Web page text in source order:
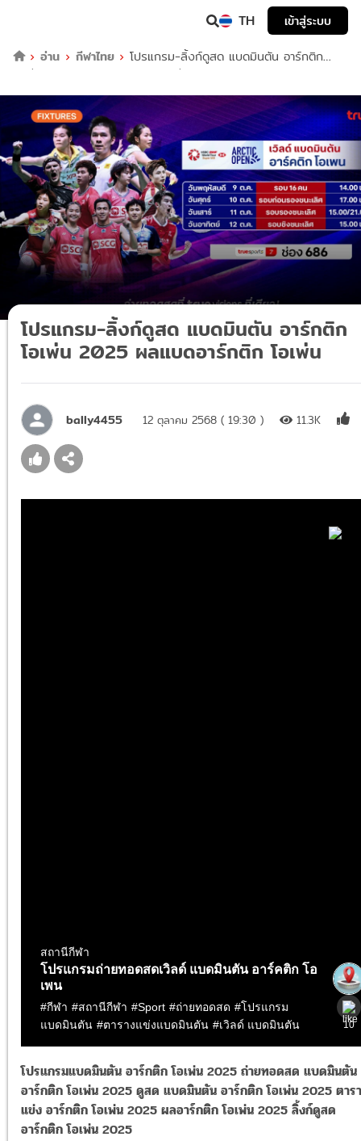
TH
เข้าสู่ระบบ
อ่าน
กีฬาไทย
โปรแกรม-ลิ้งก์ดูสด แบดมินตัน อาร์กติก
โอเพ่น 2025 ผลแบดอาร์กติก โอเพ่น
โปรแกรม-ลิ้งก์ดูสด แบดมินตัน อาร์กติก
โอเพ่น 2025 ผลแบดอาร์กติก โอเพ่น
bally4455 12 ตุลาคม 2568 ( 19:30 ) 11.3K
โปรแกรมแบดมินตัน อาร์กติก โอเพ่น 2025 ถ่ายทอดสด แบดมินตัน
อาร์กติก โอเพ่น 2025 ดูสด แบดมินตัน อาร์กติก โอเพ่น 2025 ตาร
แข่ง อาร์กติก โอเพ่น 2025 ผลอาร์กติก โอเพ่น 2025 ลิ้งก์ดูสด
อาร์กติก โอเพ่น 2025